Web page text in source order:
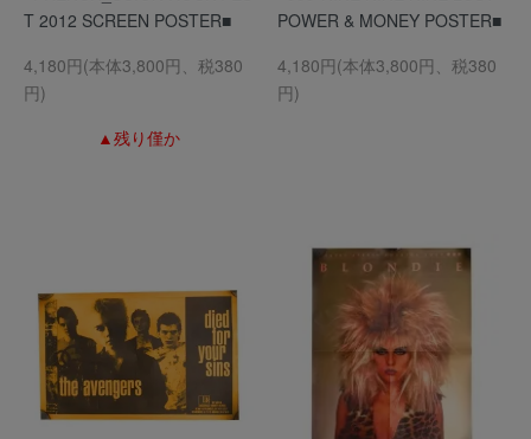
T 2012 SCREEN POSTER■
4,180円(本体3,800円、税380
円)
▲残り僅か
POWER & MONEY POSTER■
4,180円(本体3,800円、税380
円)